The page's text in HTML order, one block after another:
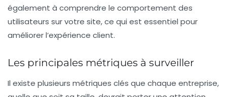
également à comprendre le comportement des
utilisateurs sur votre site, ce qui est essentiel pour
améliorer l’expérience client.
Les principales métriques à surveiller
Il existe plusieurs métriques clés que chaque entreprise,